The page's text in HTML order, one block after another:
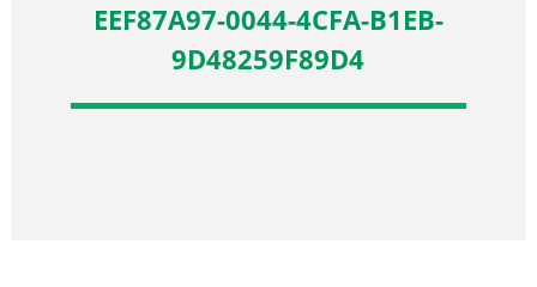
EEF87A97-0044-4CFA-B1EB-
9D48259F89D4